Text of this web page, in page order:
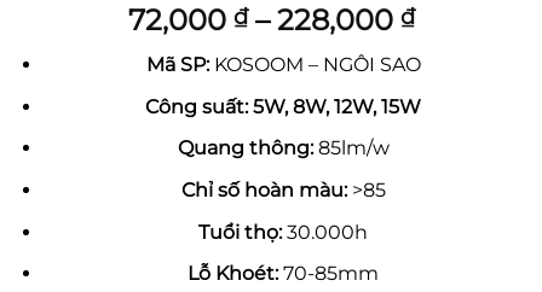
5 trên 5
dựa trên
1
72,000 ₫ – 228,000 ₫Khoảng
giá:
từ
72,000 ₫
Mã SP:KOSOOM – NGÔI SAO
Công suất: 5W, 8W, 12W, 15W
Quang thông:85lm/w
Chỉ số hoàn màu:>85
Tuổi thọ:30.000h
Lỗ Khoét:70-85mm